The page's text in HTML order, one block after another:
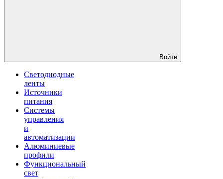
Войти
Светодиодные
ленты
Источники
питания
Системы
управления
и
автоматизации
Алюминиевые
профили
Функциональный
свет